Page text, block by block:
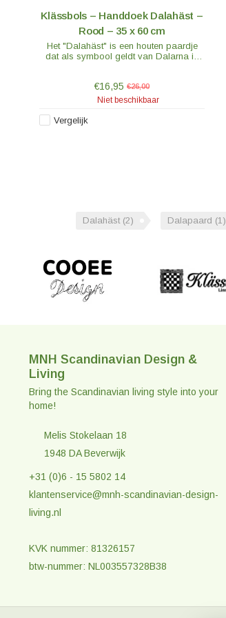
Klässbols – Handdoek Dalahäst –
Rood – 35 x 60 cm
Het "Dalahäst" is een houten paardje
dat als symbool geldt van Dalarna in
linnen.
€16,95 €26,00
Niet beschikbaar
Vergelijk
Dalahäst (2) Dalapaard (1)
MNH Scandinavian Design &
Living
Bring the Scandinavian living style into your
home!
Melis Stokelaan 18
1948 DA Beverwijk
+31 (0)6 - 15 5802 14
klantenservice@mnh-scandinavian-design-
living.nl
KVK nummer: 81326157
btw-nummer: NL003557328B38